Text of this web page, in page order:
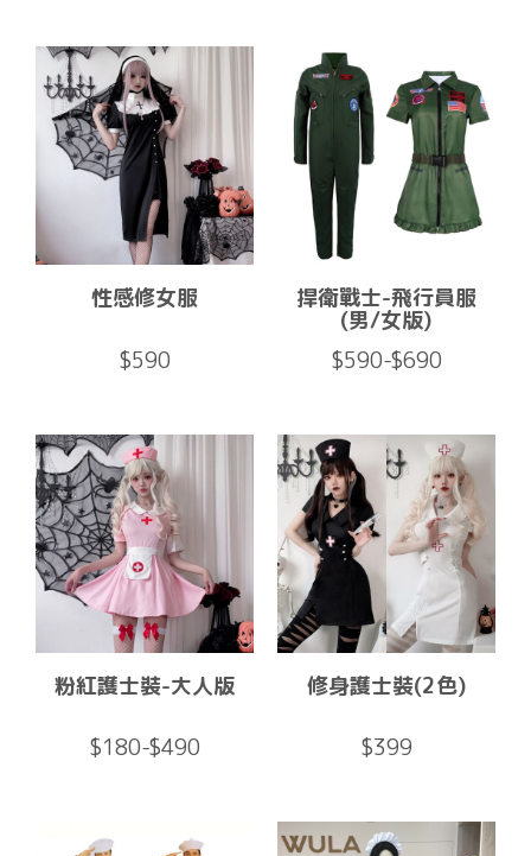
性感修女服
$590
捍衛戰士-飛行員服
(男/女版)
$590-$690
粉紅護士裝-大人版
$180-$490
修身護士裝(2色)
$399